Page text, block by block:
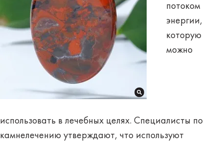
потоком
энергии,
которую
можно
использовать в лечебных целях. Специалисты по
камнелечению утверждают, что используют